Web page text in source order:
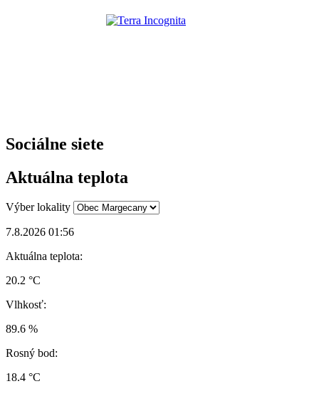
Sociálne siete
Aktuálna teplota
Výber lokality
7.8.2026 01:56
Aktuálna teplota:
20.2 °C
Vlhkosť:
89.6 %
Rosný bod:
18.4 °C